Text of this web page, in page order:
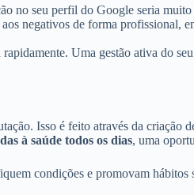
no seu perfil do Google seria muito
negativos de forma profissional,
Uma gestão ativa do seu
Isso é feito através da criação
à saúde todos os dias, uma
condições e promovam